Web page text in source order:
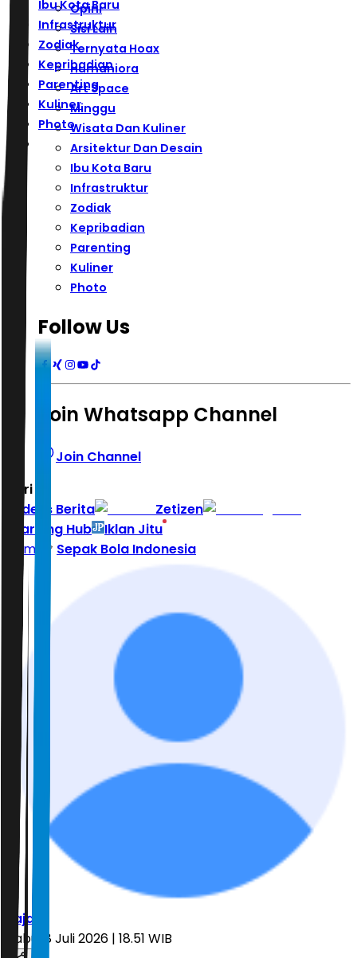
Ibu Kota Baru
Infrastruktur
Zodiak
Kepribadian
Parenting
Kuliner
Photo
Opini
Sisi Lain
Ternyata Hoax
Humaniora
Art Space
Minggu
Wisata Dan Kuliner
Arsitektur Dan Desain
Ibu Kota Baru
Infrastruktur
Zodiak
Kepribadian
Parenting
Kuliner
Photo
Follow Us
Join Whatsapp Channel
Join Channel
Hari ini
Indeks Berita
Zetizen
Learning Hub
Iklan Jitu
Home
Sepak Bola Indonesia
Fajar
Rabu, 8 Juli 2026 | 18.51 WIB